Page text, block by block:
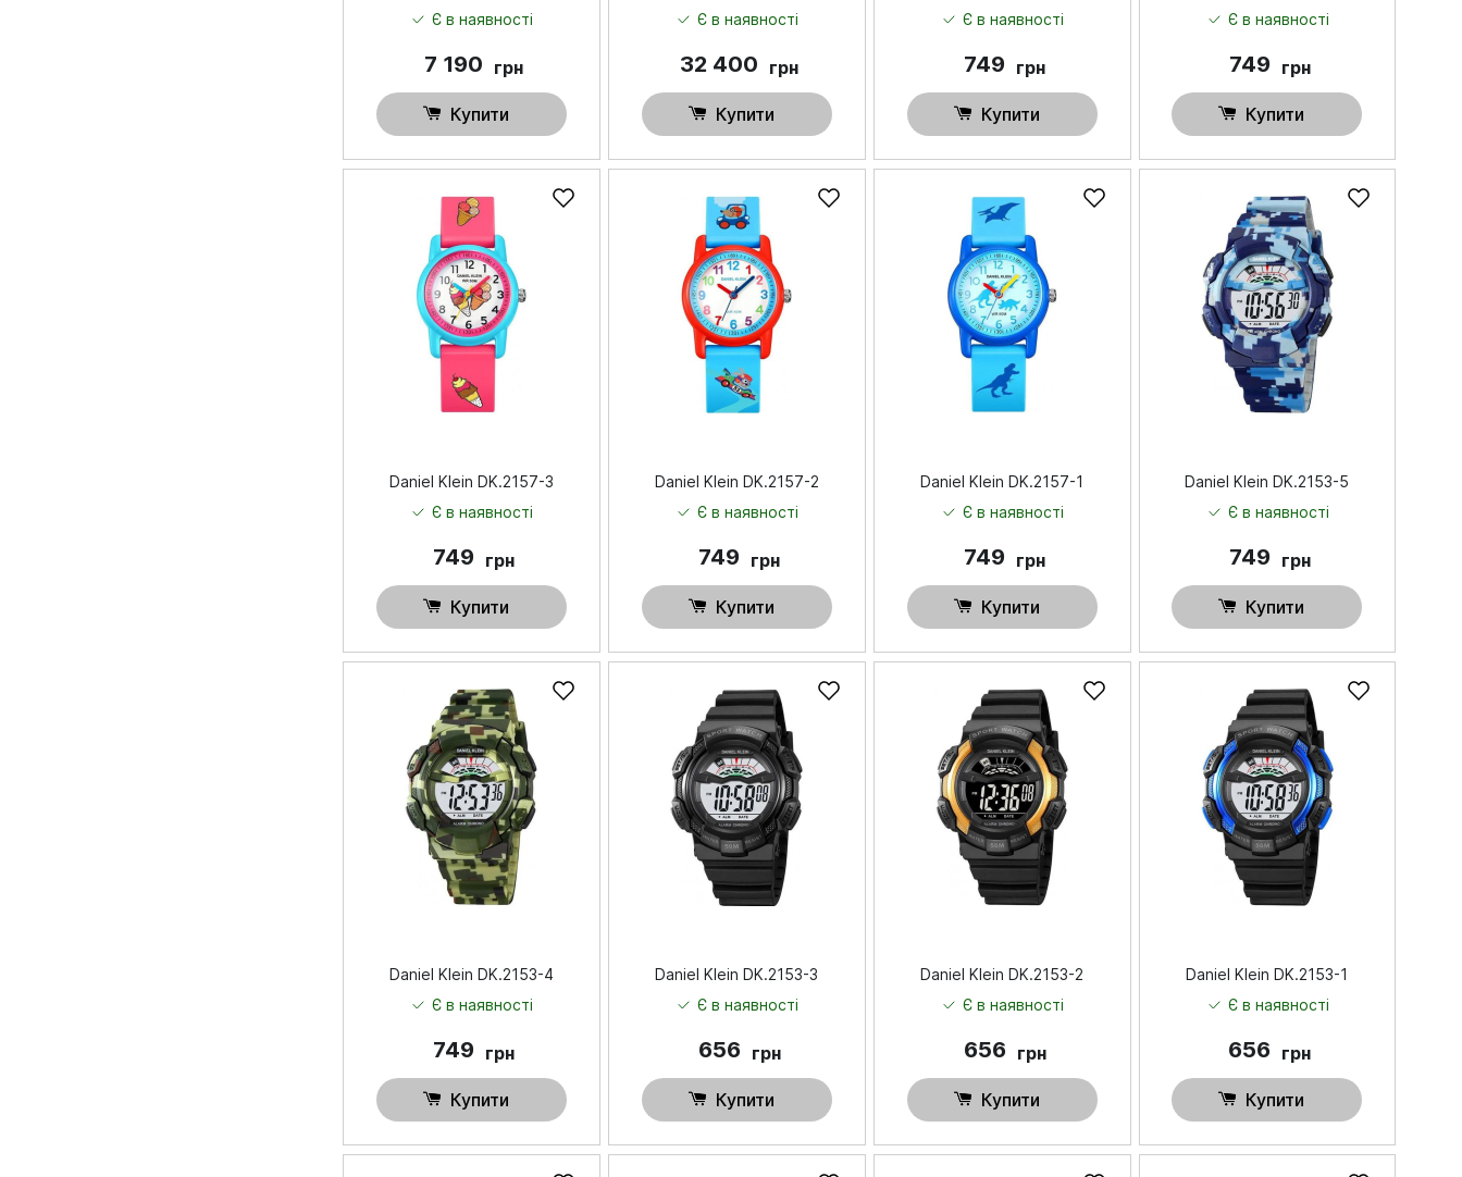
Є в наявності
7 190 грн
Купити
Є в наявності
32 400 грн
Купити
Є в наявності
749 грн
Купити
Є в наявності
749 грн
Купити
Daniel Klein DK.2157-3
Є в наявності
749 грн
Купити
Daniel Klein DK.2157-2
Є в наявності
749 грн
Купити
Daniel Klein DK.2157-1
Є в наявності
749 грн
Купити
Daniel Klein DK.2153-5
Є в наявності
749 грн
Купити
Daniel Klein DK.2153-4
Є в наявності
749 грн
Купити
Daniel Klein DK.2153-3
Є в наявності
656 грн
Купити
Daniel Klein DK.2153-2
Є в наявності
656 грн
Купити
Daniel Klein DK.2153-1
Є в наявності
656 грн
Купити